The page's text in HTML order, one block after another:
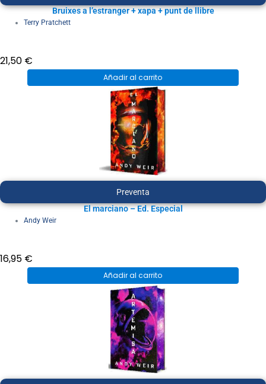
Bruixes a l’estranger + xapa + punt de llibre
Terry Pratchett
21,50 €
Añadir al carrito
Preventa
El marciano – Ed. Especial
Andy Weir
16,95 €
Añadir al carrito